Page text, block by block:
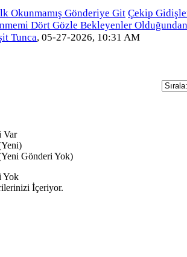
Çekip
Dört Gözle Bekleyenler
Tunca, 05-27-2026, 10:31 AM
Var
Gönderi Yok)
Yok
İçeriyor.